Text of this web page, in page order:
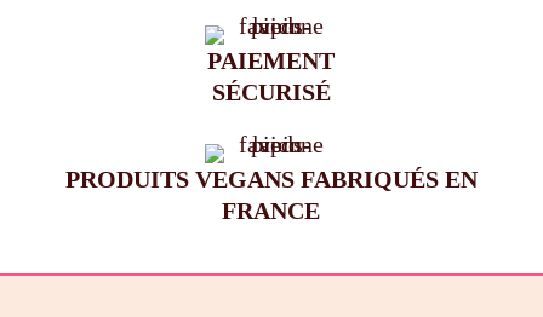
PAIEMENT
SÉCURISÉ
PRODUITS VEGANS FABRIQUÉS EN
FRANCE